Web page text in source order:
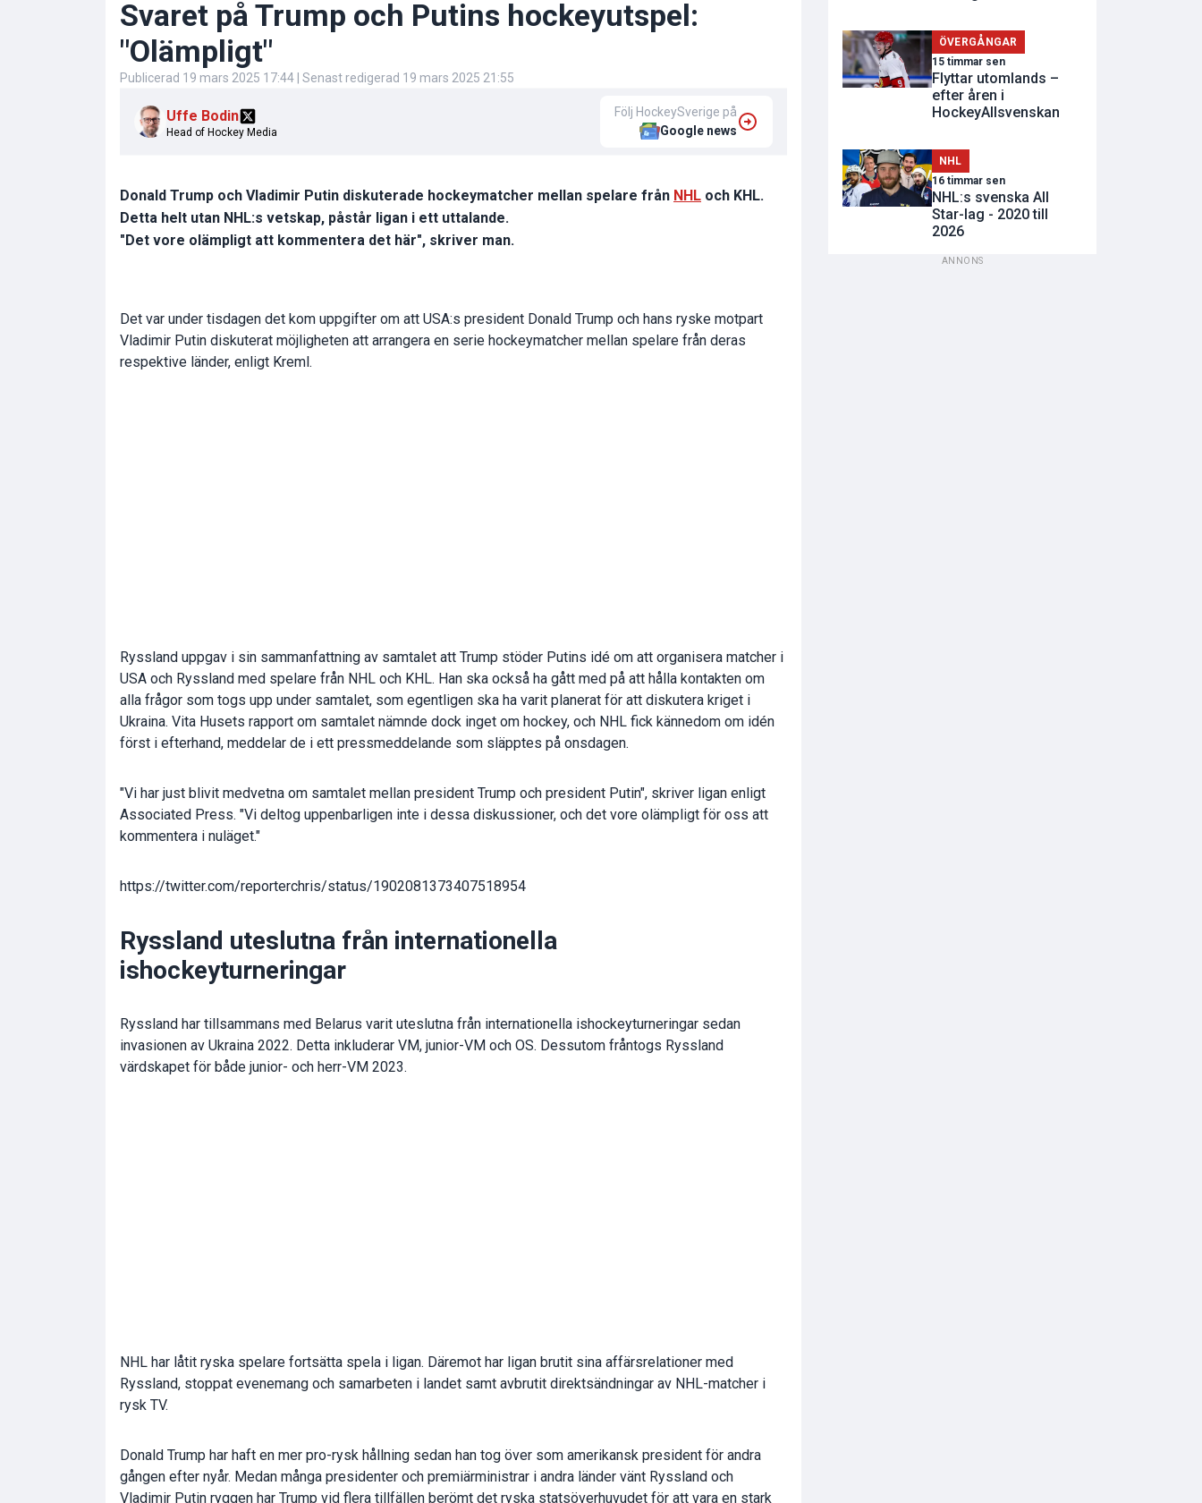
Svaret på Trump och Putins hockeyutspel:
"Olämpligt"
Publicerad 19 mars 2025 17:44 | Senast redigerad 19 mars 2025 21:55
Uffe Bodin
Head of Hockey Media
Följ HockeySverige på
Google news
Donald Trump och Vladimir Putin diskuterade hockeymatcher mellan spelare från NHL och KHL.
Detta helt utan NHL:s vetskap, påstår ligan i ett uttalande.
"Det vore olämpligt att kommentera det här", skriver man.
Det var under tisdagen det kom uppgifter om att USA:s president Donald Trump och hans ryske motpart
Vladimir Putin diskuterat möjligheten att arrangera en serie hockeymatcher mellan spelare från deras
respektive länder, enligt Kreml.
Ryssland uppgav i sin sammanfattning av samtalet att Trump stöder Putins idé om att organisera matcher i
USA och Ryssland med spelare från NHL och KHL. Han ska också ha gått med på att hålla kontakten om
alla frågor som togs upp under samtalet, som egentligen ska ha varit planerat för att diskutera kriget i
Ukraina. Vita Husets rapport om samtalet nämnde dock inget om hockey, och NHL fick kännedom om idén
först i efterhand, meddelar de i ett pressmeddelande som släpptes på onsdagen.
"Vi har just blivit medvetna om samtalet mellan president Trump och president Putin", skriver ligan enligt
Associated Press. "Vi deltog uppenbarligen inte i dessa diskussioner, och det vore olämpligt för oss att
kommentera i nuläget."
https://twitter.com/reporterchris/status/1902081373407518954
Ryssland uteslutna från internationella
ishockeyturneringar
Ryssland har tillsammans med Belarus varit uteslutna från internationella ishockeyturneringar sedan
invasionen av Ukraina 2022. Detta inkluderar VM, junior-VM och OS. Dessutom fråntogs Ryssland
värdskapet för både junior- och herr-VM 2023.
NHL har låtit ryska spelare fortsätta spela i ligan. Däremot har ligan brutit sina affärsrelationer med
Ryssland, stoppat evenemang och samarbeten i landet samt avbrutit direktsändningar av NHL-matcher i
rysk TV.
Donald Trump har haft en mer pro-rysk hållning sedan han tog över som amerikansk president för andra
gången efter nyår. Medan många presidenter och premiärministrar i andra länder vänt Ryssland och
Vladimir Putin ryggen har Trump vid flera tillfällen berömt det ryska statsöverhuvudet för att vara en stark
ÖVERGÅNGAR
15 timmar sen
Flyttar utomlands –
efter åren i
HockeyAllsvenskan
NHL
16 timmar sen
NHL:s svenska All
Star-lag - 2020 till
2026
ANNONS